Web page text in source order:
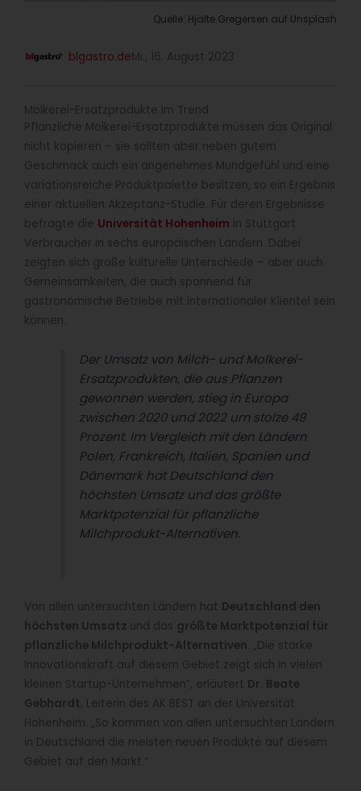
Quelle: Hjalte Gregersen auf Unsplash
blgastro.deMi., 16. August 2023
Molkerei-Ersatzprodukte im Trend
Pflanzliche Molkerei-Ersatzprodukte müssen das Original
nicht kopieren – sie sollten aber neben gutem
Geschmack auch ein angenehmes Mundgefühl und eine
variationsreiche Produktpalette besitzen, so ein Ergebnis
einer aktuellen Akzeptanz-Studie. Für deren Ergebnisse
befragte die Universität Hohenheim in Stuttgart
Verbraucher in sechs europäischen Ländern. Dabei
zeigten sich große kulturelle Unterschiede – aber auch
Gemeinsamkeiten, die auch spannend für
gastronomische Betriebe mit internationaler Klientel sein
können.
Der Umsatz von Milch- und Molkerei-
Ersatzprodukten, die aus Pflanzen
gewonnen werden, stieg in Europa
zwischen 2020 und 2022 um stolze 49
Prozent. Im Vergleich mit den Ländern
Polen, Frankreich, Italien, Spanien und
Dänemark hat Deutschland den
höchsten Umsatz und das größte
Marktpotenzial für pflanzliche
Milchprodukt-Alternativen.
Von allen untersuchten Ländern hat Deutschland den
höchsten Umsatz und das größte Marktpotenzial für
pflanzliche Milchprodukt-Alternativen . „Die starke
Innovationskraft auf diesem Gebiet zeigt sich in vielen
kleinen Startup-Unternehmen“, erläutert Dr. Beate
Gebhardt, Leiterin des AK BEST an der Universität
Hohenheim. „So kommen von allen untersuchten Ländern
in Deutschland die meisten neuen Produkte auf diesem
Gebiet auf den Markt.“